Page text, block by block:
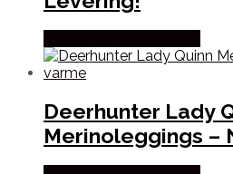
Deerhunter Lady
Merinoleggings –